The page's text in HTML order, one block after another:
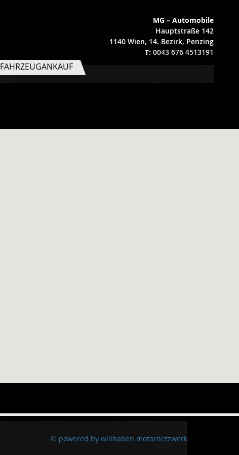
MG – Automobile
Hauptstraße 142
1140 Wien, 14. Bezirk, Penzing
T: 0043 676 4513191
FAHRZEUGANKAUF
© powered by willhaben motornetzwerk